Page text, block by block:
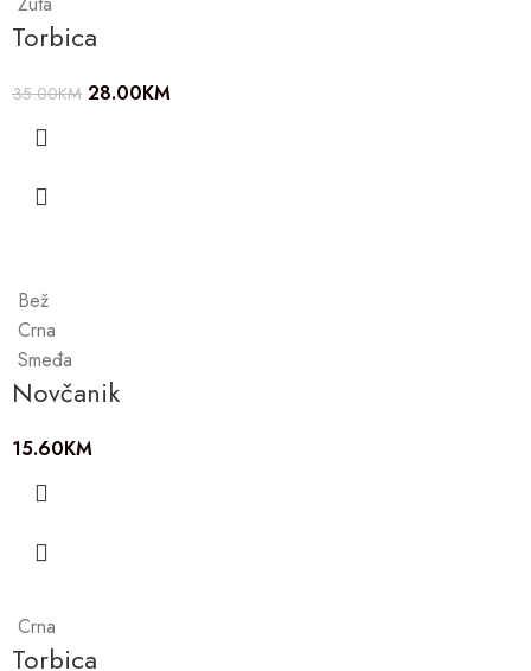
Torbica
35.00KM 28.00KM
Bež
Crna
Smeđa
Novčanik
15.60KM
Crna
Torbica